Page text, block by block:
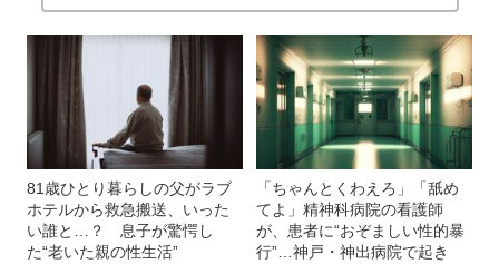
81歳ひとり暮らしの父がラブ
ホテルから救急搬送、いった
い誰と…？ 息子が驚愕し
た“老いた親の性生活”
「ちゃんとくわえろ」「舐め
てよ」精神科病院の看護師
が、患者に“おぞましい性的暴
行”…神戸・神出病院で起き